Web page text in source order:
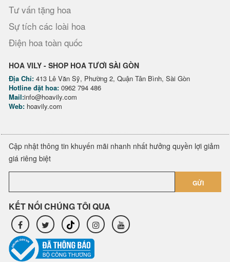
Tư vấn tặng hoa
Sự tích các loài hoa
Điện hoa toàn quốc
HOA VILY - SHOP HOA TƯƠI SÀI GÒN
Địa Chỉ: 413 Lê Văn Sỹ, Phường 2, Quận Tân Bình, Sài Gòn
Hotline đặt hoa: 0962 794 486
Mail:info@hoavily.com
Web: hoavily.com
Cập nhật thông tin khuyến mãi nhanh nhất hưởng quyền lợi giảm
giá riêng biệt
GỬI
KẾT NỐI CHÚNG TÔI QUA